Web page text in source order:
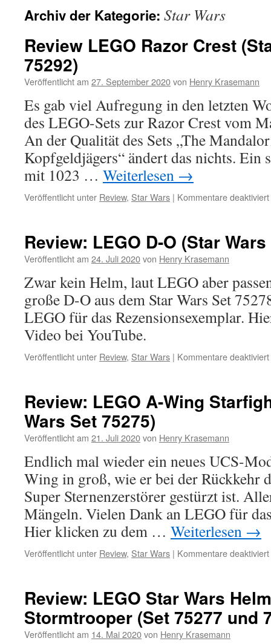
Archiv der Kategorie: Star Wars
Review LEGO Razor Crest
75292)
Veröffentlicht am 27. September 2020von Henry Krasemann
Es gab viel Aufregung in den letzten
des LEGO-Sets zur Razor Crest vom
An der Qualität des Sets „The
Kopfgeldjägers“ ändert das nichts. Ein
mit 1023 … Weiterlesen →
Veröffentlicht unter Review, Star Wars | Kommentare deaktiviert
Review: LEGO D-O (Star
Veröffentlicht am 24. Juli 2020von Henry Krasemann
Zwar kein Helm, laut LEGO aber
große D-O aus dem Star Wars Set
LEGO für das Rezensionsexemplar.
Video bei YouTube.
Veröffentlicht unter Review, Star Wars | Kommentare deaktiviert
Review: LEGO A-Wing
Wars Set 75275)
Veröffentlicht am 21. Juli 2020von Henry Krasemann
Endlich mal wieder ein neues UCS-
Wing in groß, wie er bei der Rückkehr
Super Sternenzerstörer gestürzt ist.
Mängeln. Vielen Dank an LEGO für
Hier klicken zu dem … Weiterlesen →
Veröffentlicht unter Review, Star Wars | Kommentare deaktiviert
Review: LEGO Star Wars
Stormtrooper (Set 75277 und
Veröffentlicht am 14. Mai 2020von Henry Krasemann